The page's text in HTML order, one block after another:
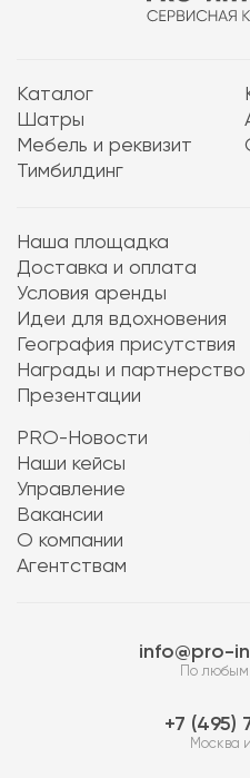
Каталог
Шатры
Мебель и реквизит
Тимбилдинг
Наша площадка
Доставка и оплата
Условия аренды
Идеи для вдохновения
География присутствия
Награды и партнерство
Презентации
PRO-Новости
Наши кейсы
Управление
Вакансии
О компании
Агентствам
info@pro-
По
7 (495)
Москва